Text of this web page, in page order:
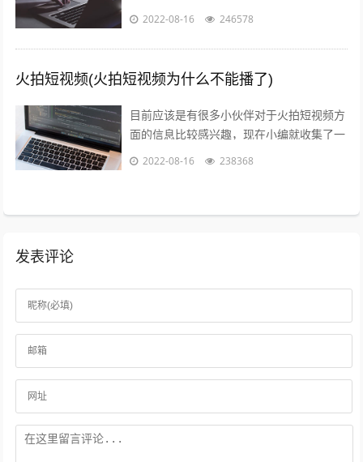
了一些与火山爆发儿童视频相关的信息来分
2022-08-16 246578
火拍短视频(火拍短视频为什么不能播了)
目前应该是有很多小伙伴对于火拍短视频方
面的信息比较感兴趣，现在小编就收集了一
些与火拍短视频为什么不能播了相关的信息
2022-08-16 238368
发表评论